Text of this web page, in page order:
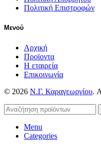
Πολιτική Επιστροφών
Μενού
Αρχική
Προϊοντα
Η εταιρεία
Επικοινωνία
© 2026 Ν.Γ. Καραγεωργίου.
Menu
Categories